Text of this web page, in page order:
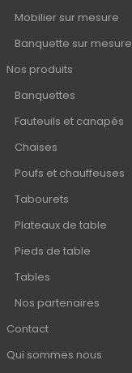
Mobilier sur mesure
Banquette sur mesure
Nos produits
Banquettes
Fauteuils et canapés
Chaises
Poufs et chauffeuses
Tabourets
Plateaux de table
Pieds de table
Tables
Nos partenaires
Contact
Qui sommes nous